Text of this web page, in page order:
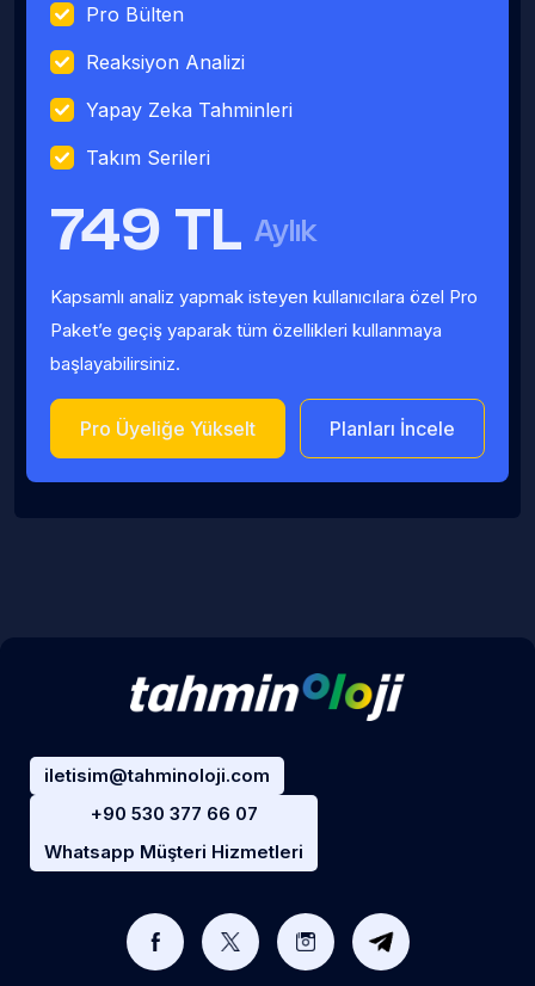
Pro Bülten
Reaksiyon Analizi
Yapay Zeka Tahminleri
Takım Serileri
749 TL Aylık
Kapsamlı analiz yapmak isteyen kullanıcılara özel Pro
Paket’e geçiş yaparak tüm özellikleri kullanmaya
başlayabilirsiniz.
Pro Üyeliğe Yükselt Planları İncele
iletisim@tahminoloji.com
+90 530 377 66 07
Whatsapp Müşteri Hizmetleri